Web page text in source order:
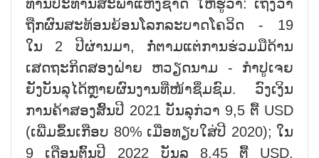
ທ່ານປະທານສະພາແຫ່ງຊາດ ໃຫ້ຮູ້ວ່າ: ເຖິງວ່າ
ຖືກຜົນສະທ້ອນຍ້ອນໂລກລະບາດໂຄວິດ - 19
ໃນ 2 ປີຜ່ານມາ, ກໍ່ຕາມແຕ່ການຮ່ວມມືດ້ານ
ເສດຖະກິດສອງຝ່າຍ ຫວຽດນາມ - ກຳປູເຈຍ
ຍັງບັນລຸໄດ້ຫຼາຍຜົນງານທີ່ໜ້າຊຶ່ມຊົມ. ວົງເງິນ
ການຄ້າສອງສົ້ນປີ 2021 ບັນລຸກ່ວາ 9,5 ຕື້ USD
(ເພີ່ມຂຶ້ນເກືອບ 80% ເມື່ອທຽບໃສ່ປີ 2020); ໃນ
9 ເດືອນຕົ້ນປີ 2022 ບັນລຸ 8,45 ຕື້ USD,